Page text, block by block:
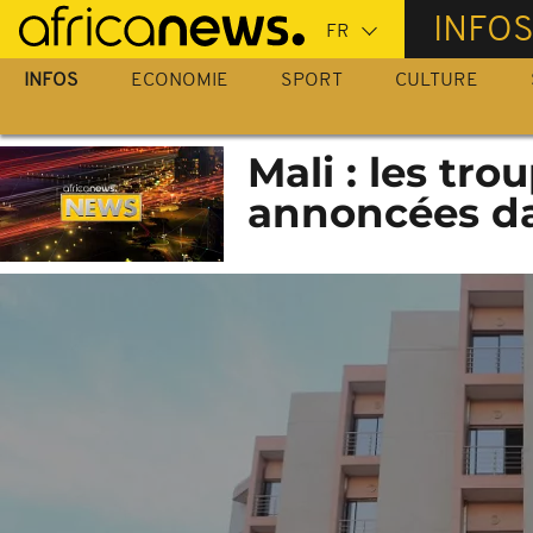
Passer
au
contenu
INFOS
INFOS ECONOMIE SPORT CULTURE
Mali : les
annoncées